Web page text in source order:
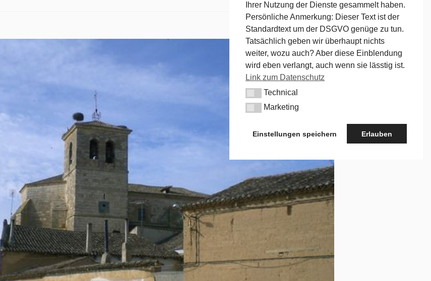
Nächstes →
Ihrer Nutzung der Dienste gesammelt haben.
Persönliche Anmerkung: Dieser Text ist der
Standardtext um der DSGVO genüge zu tun.
Tatsächlich geben wir überhaupt nichts
weiter, wozu auch? Aber diese Einblendung
wird eben verlangt, auch wenn sie lässtig ist.
Link zum Datenschutz
TechnicalTechnical
MarketingMarketing
Einstellungen speichern Erlauben